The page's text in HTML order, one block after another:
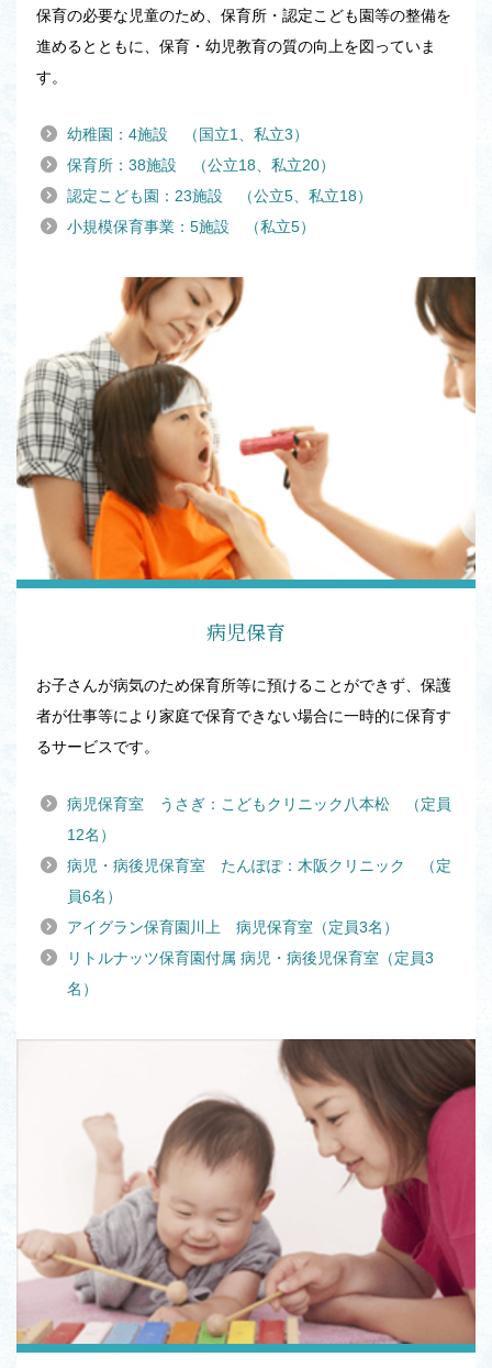
保育の必要な児童のため、保育所・認定こども園等の整備を
進めるとともに、保育・幼児教育の質の向上を図っていま
す。
幼稚園：4施設 （国立1、私立3）
保育所：38施設 （公立18、私立20）
認定こども園：23施設 （公立5、私立18）
小規模保育事業：5施設 （私立5）
病児保育
お子さんが病気のため保育所等に預けることができず、保護
者が仕事等により家庭で保育できない場合に一時的に保育す
るサービスです。
病児保育室 うさぎ：こどもクリニック八本松 （定員
12名）
病児・病後児保育室 たんぽぽ：木阪クリニック （定
員6名）
アイグラン保育園川上 病児保育室（定員3名）
リトルナッツ保育園付属 病児・病後児保育室（定員3
名）